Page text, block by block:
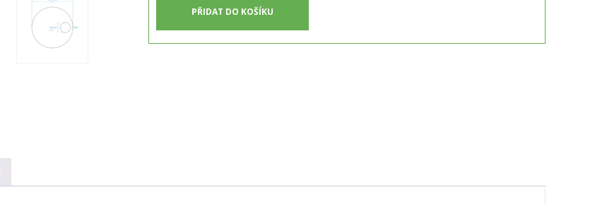
množství
PŘIDAT DO KOŠÍKU